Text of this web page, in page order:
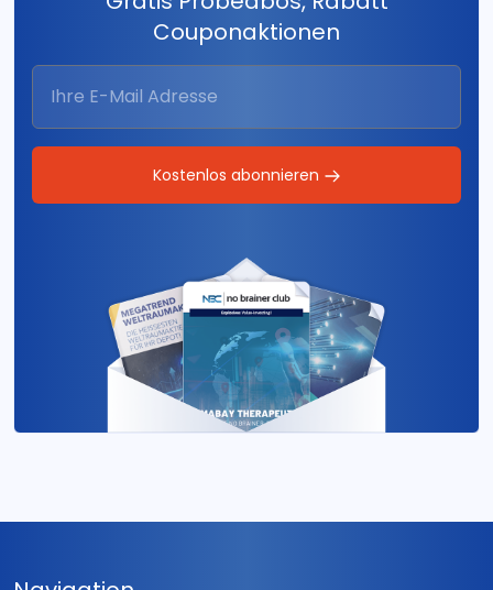
zertifikate kompakt
Wellenreiter-Frühausgabe
Der Privatinvestor Spezial
Optionen Strategiebrief
S&P 500 Daytrading
FUCHS-DEVISEN
Couponaktionen
Kostenlos abonnieren